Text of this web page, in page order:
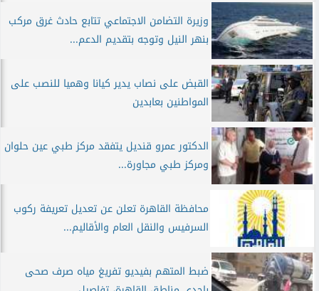
وزيرة التضامن الاجتماعي تتابع حادث غرق مركب
بنهر النيل وتوجه بتقديم الدعم...
القبض على نصاب يدير كيانا وهميا للنصب على
المواطنين بعابدين
الدكتور عمرو قنديل يتفقد مركز طبي عين حلوان
ومركز طبي مجاورة...
محافظة القاهرة تعلن عن تعديل تعريفة ركوب
السرفيس والنقل العام والأقاليم...
ضبط المتهم بفيديو تفريغ مياه صرف صحى